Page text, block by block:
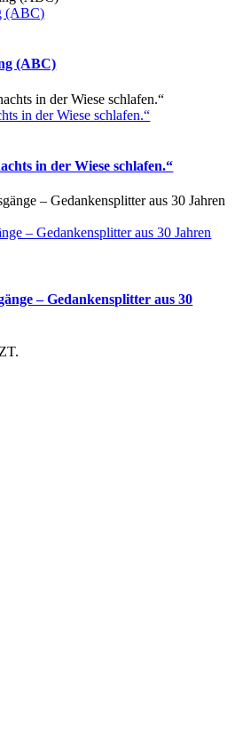
(ABC)
(ABC)
in der Wiese schlafen.“
in der Wiese schlafen.“
– Gedankensplitter aus 30 Jahren
– Gedankensplitter aus 30